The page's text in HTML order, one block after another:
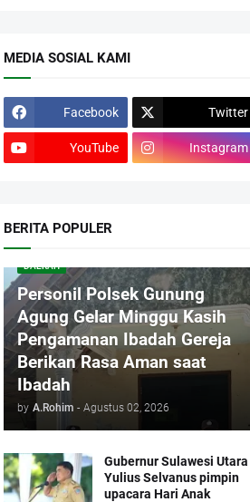
MEDIA SOSIAL KAMI
Facebook Twitter
YouTube Instagram
BERITA POPULER
DAERAH
Personil Polsek Gunung
Agung Gelar Minggu Kasih
Pengamanan Ibadah Gereja
Berikan Rasa Aman saat
Ibadah
by A.Rohim - Agustus 02, 2026
Gubernur Sulawesi Utara
Yulius Selvanus pimpin
upacara Hari Anak